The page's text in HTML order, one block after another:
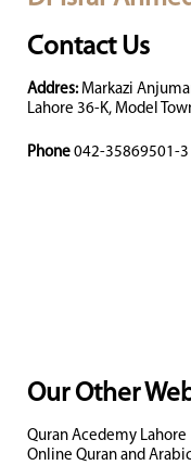
Contact Us
Addres: Markazi
Lahore 36-K, Model
Phone 042-35869501-3
Our Other
Quran Acedemy Lahore
Online Quran and